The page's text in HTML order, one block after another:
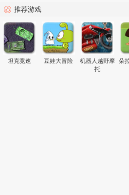
推荐游戏
坦克竞速 豆娃大冒险
机器人越野摩
托
朵